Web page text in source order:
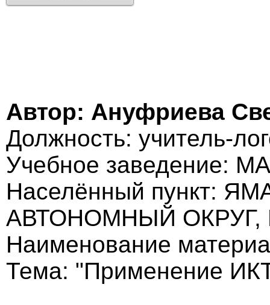
Автор: Ануфриева
Должность: учитель-
Учебное заведение:
Населённый пункт:
АВТОНОМНЫЙ
Наименование
Тема: "Применение